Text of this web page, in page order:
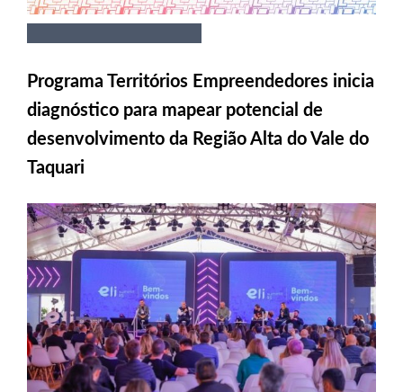
Programa Territórios Empreendedores inicia
diagnóstico para mapear potencial de
desenvolvimento da Região Alta do Vale do
Taquari